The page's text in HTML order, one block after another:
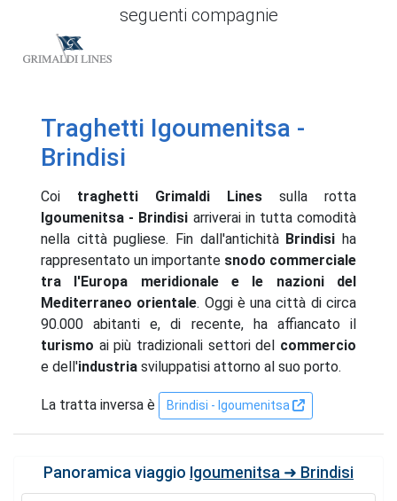
seguenti compagnie
Traghetti Igoumenitsa -
Brindisi
Coi traghetti Grimaldi Lines sulla rotta
Igoumenitsa - Brindisi arriverai in tutta comodità
nella città pugliese. Fin dall'antichità Brindisi ha
rappresentato un importante snodo commerciale
tra l'Europa meridionale e le nazioni del
Mediterraneo orientale. Oggi è una città di circa
90.000 abitanti e, di recente, ha affiancato il
turismo ai più tradizionali settori del commercio
e dell'industria sviluppatisi attorno al suo porto.
La tratta inversa è Brindisi - Igoumenitsa
Panoramica viaggio Igoumenitsa ➜ Brindisi